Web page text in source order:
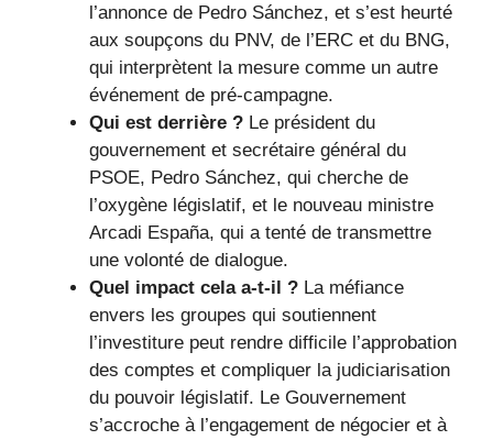
l’annonce de Pedro Sánchez, et s’est heurté
aux soupçons du PNV, de l’ERC et du BNG,
qui interprètent la mesure comme un autre
événement de pré-campagne.
Qui est derrière ? Le président du
gouvernement et secrétaire général du
PSOE, Pedro Sánchez, qui cherche de
l’oxygène législatif, et le nouveau ministre
Arcadi España, qui a tenté de transmettre
une volonté de dialogue.
Quel impact cela a-t-il ? La méfiance
envers les groupes qui soutiennent
l’investiture peut rendre difficile l’approbation
des comptes et compliquer la judiciarisation
du pouvoir législatif. Le Gouvernement
s’accroche à l’engagement de négocier et à